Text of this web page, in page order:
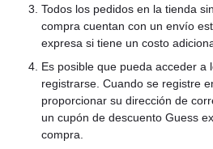
Todos los pedidos en la tienda
compra cuentan con un envío
expresa si tiene un costo
Es posible que pueda acceder a
registrarse. Cuando se registre
proporcionar su dirección de
un cupón de descuento Guess
compra.